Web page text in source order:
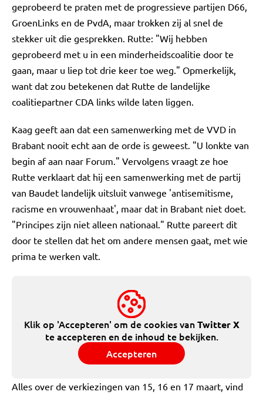
geprobeerd te praten met de progressieve partijen D66,
GroenLinks en de PvdA, maar trokken zij al snel de
stekker uit die gesprekken. Rutte: "Wij hebben
geprobeerd met u in een minderheidscoalitie door te
gaan, maar u liep tot drie keer toe weg." Opmerkelijk,
want dat zou betekenen dat Rutte de landelijke
coalitiepartner CDA links wilde laten liggen.
Kaag geeft aan dat een samenwerking met de VVD in
Brabant nooit echt aan de orde is geweest. "U lonkte van
begin af aan naar Forum." Vervolgens vraagt ze hoe
Rutte verklaart dat hij een samenwerking met de partij
van Baudet landelijk uitsluit vanwege 'antisemitisme,
racisme en vrouwenhaat', maar dat in Brabant niet doet.
"Principes zijn niet alleen nationaal." Rutte pareert dit
door te stellen dat het om andere mensen gaat, met wie
prima te werken valt.
Klik op 'Accepteren' om de cookies vanTwitter X
te accepteren en de inhoud te bekijken.
Accepteren
Alles over de verkiezingen van 15, 16 en 17 maart, vind